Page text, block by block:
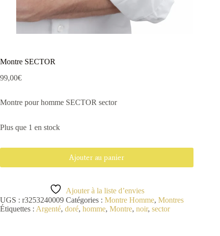
Montre SECTOR
99,00€
Montre pour homme SECTOR sector
Plus que 1 en stock
Ajouter au panier
Ajouter à la liste d’envies
UGS : r3253240009 Catégories : Montre Homme, Montres
Étiquettes : Argenté, doré, homme, Montre, noir, sector